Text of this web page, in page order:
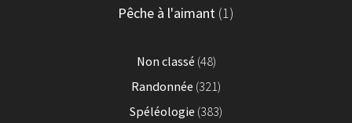
Pêche à l'aimant (1)
Non classé (48)
Randonnée (321)
Spéléologie (383)